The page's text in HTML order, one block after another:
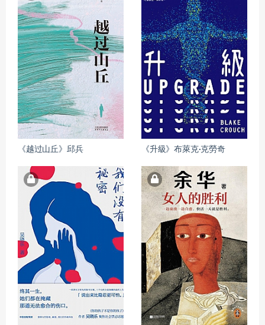
《越过山丘》邱兵 《升級》布萊克·克勞奇